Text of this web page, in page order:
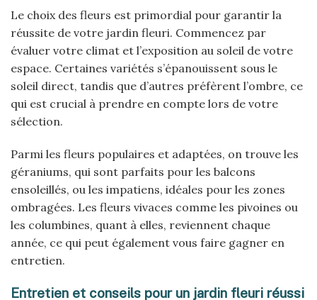
Le choix des fleurs est primordial pour garantir la
réussite de votre jardin fleuri. Commencez par
évaluer votre climat et l’exposition au soleil de votre
espace. Certaines variétés s’épanouissent sous le
soleil direct, tandis que d’autres préfèrent l’ombre, ce
qui est crucial à prendre en compte lors de votre
sélection.
Parmi les fleurs populaires et adaptées, on trouve les
géraniums, qui sont parfaits pour les balcons
ensoleillés, ou les impatiens, idéales pour les zones
ombragées. Les fleurs vivaces comme les pivoines ou
les columbines, quant à elles, reviennent chaque
année, ce qui peut également vous faire gagner en
entretien.
Entretien et conseils pour un jardin fleuri réussi